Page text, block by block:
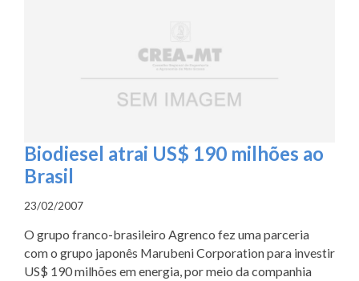
Biodiesel atrai US$ 190 milhões ao
Brasil
23/02/2007
O grupo franco-brasileiro Agrenco fez uma parceria
com o grupo japonês Marubeni Corporation para investir
US$ 190 milhões em energia, por meio da companhia